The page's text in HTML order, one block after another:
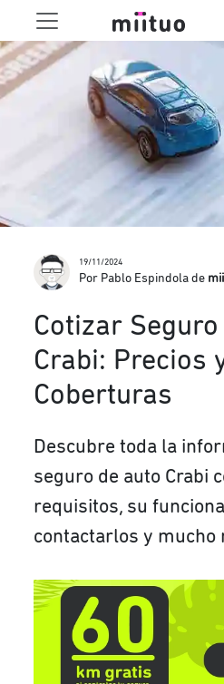
19/11/2024
Por Pablo Espindola de
Cotizar
Crabi: Precios
Coberturas
Descubre toda la
seguro de auto Crabi
requisitos, su
contactarlos y mucho